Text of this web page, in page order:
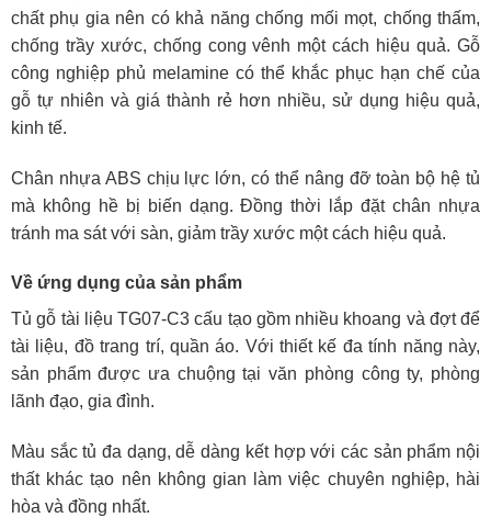
chất phụ gia nên có khả năng chống mối mọt, chống thấm,
chống trầy xước, chống cong vênh một cách hiệu quả. Gỗ
công nghiệp phủ melamine có thể khắc phục hạn chế của
gỗ tự nhiên và giá thành rẻ hơn nhiều, sử dụng hiệu quả,
kinh tế.
Chân nhựa ABS chịu lực lớn, có thể nâng đỡ toàn bộ hệ tủ
mà không hề bị biến dạng. Đồng thời lắp đặt chân nhựa
tránh ma sát với sàn, giảm trầy xước một cách hiệu quả.
Về ứng dụng của sản phẩm
Tủ gỗ tài liệu TG07-C3 cấu tạo gồm nhiều khoang và đợt để
tài liệu, đồ trang trí, quần áo. Với thiết kế đa tính năng này,
sản phẩm được ưa chuộng tại văn phòng công ty, phòng
lãnh đạo, gia đình.
Màu sắc tủ đa dạng, dễ dàng kết hợp với các sản phẩm nội
thất khác tạo nên không gian làm việc chuyên nghiệp, hài
hòa và đồng nhất.